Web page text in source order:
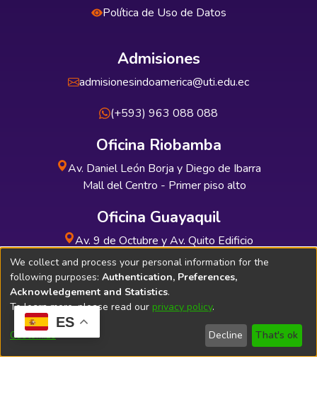
ES
Política de Uso de Datos
Admisiones
admisionesindoamerica@uti.edu.ec
(+593) 963 088 088
Oficina Riobamba
Av. Daniel León Borja y Diego de Ibarra
Mall del Centro - Primer piso alto
Oficina Guayaquil
Av. 9 de Octubre y Av. Quito Edificio
INDUAUTO - Planta baja
Soporte Técnico Bibliolatino.com
We collect and process your personal information for the
following purposes: Authentication, Preferences,
Acknowledgement and Statistics.
To learn more, please read our privacy policy.
Customize Decline That's ok